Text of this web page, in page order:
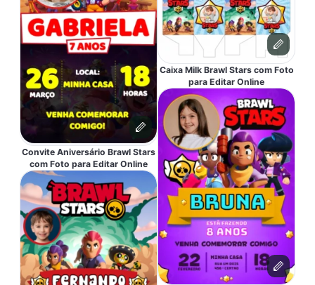
Convite Aniversário Brawl Stars
com Foto para Editar Online
Caixa Milk Brawl Stars com Foto
para Editar Online